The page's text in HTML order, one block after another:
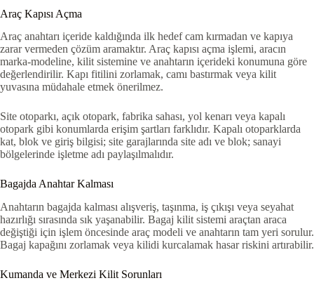
Araç Kapısı Açma
Araç anahtarı içeride kaldığında ilk hedef cam kırmadan ve kapıya
zarar vermeden çözüm aramaktır. Araç kapısı açma işlemi, aracın
marka-modeline, kilit sistemine ve anahtarın içerideki konumuna göre
değerlendirilir. Kapı fitilini zorlamak, camı bastırmak veya kilit
yuvasına müdahale etmek önerilmez.
Site otoparkı, açık otopark, fabrika sahası, yol kenarı veya kapalı
otopark gibi konumlarda erişim şartları farklıdır. Kapalı otoparklarda
kat, blok ve giriş bilgisi; site garajlarında site adı ve blok; sanayi
bölgelerinde işletme adı paylaşılmalıdır.
Bagajda Anahtar Kalması
Anahtarın bagajda kalması alışveriş, taşınma, iş çıkışı veya seyahat
hazırlığı sırasında sık yaşanabilir. Bagaj kilit sistemi araçtan araca
değiştiği için işlem öncesinde araç modeli ve anahtarın tam yeri sorulur.
Bagaj kapağını zorlamak veya kilidi kurcalamak hasar riskini artırabilir.
Kumanda ve Merkezi Kilit Sorunları